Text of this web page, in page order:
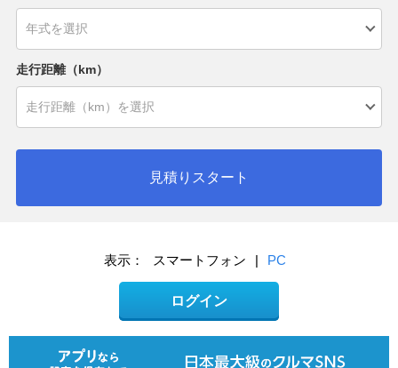
走行距離（km）
見積りスタート
表示： スマートフォン | PC
ログイン